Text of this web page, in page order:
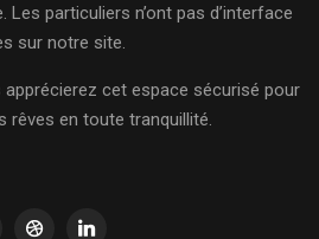
particuliers n’ont pas d’interface
sur notre site.
cet espace sécurisé pour
rêves en toute tranquillité.